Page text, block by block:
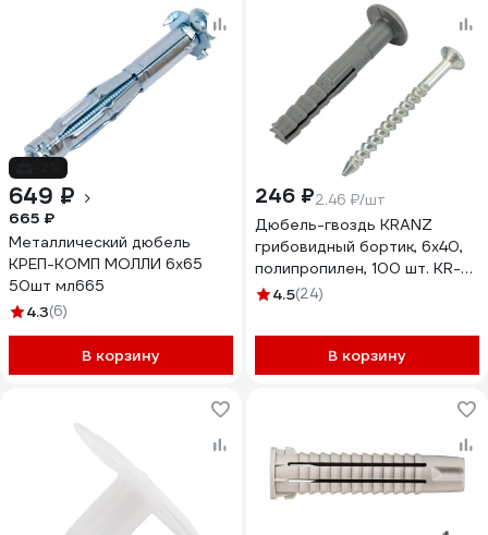
649 ₽
665 ₽
Металлический дюбель
КРЕП-КОМП МОЛЛИ 6х65
50шт мл665
4.3(6)
В корзину
246 ₽2.46 ₽/шт
Дюбель-гвоздь KRANZ
грибовидный бортик, 6x40,
полипропилен, 100 шт. KR-
02-3621-001
4.5(24)
В корзину